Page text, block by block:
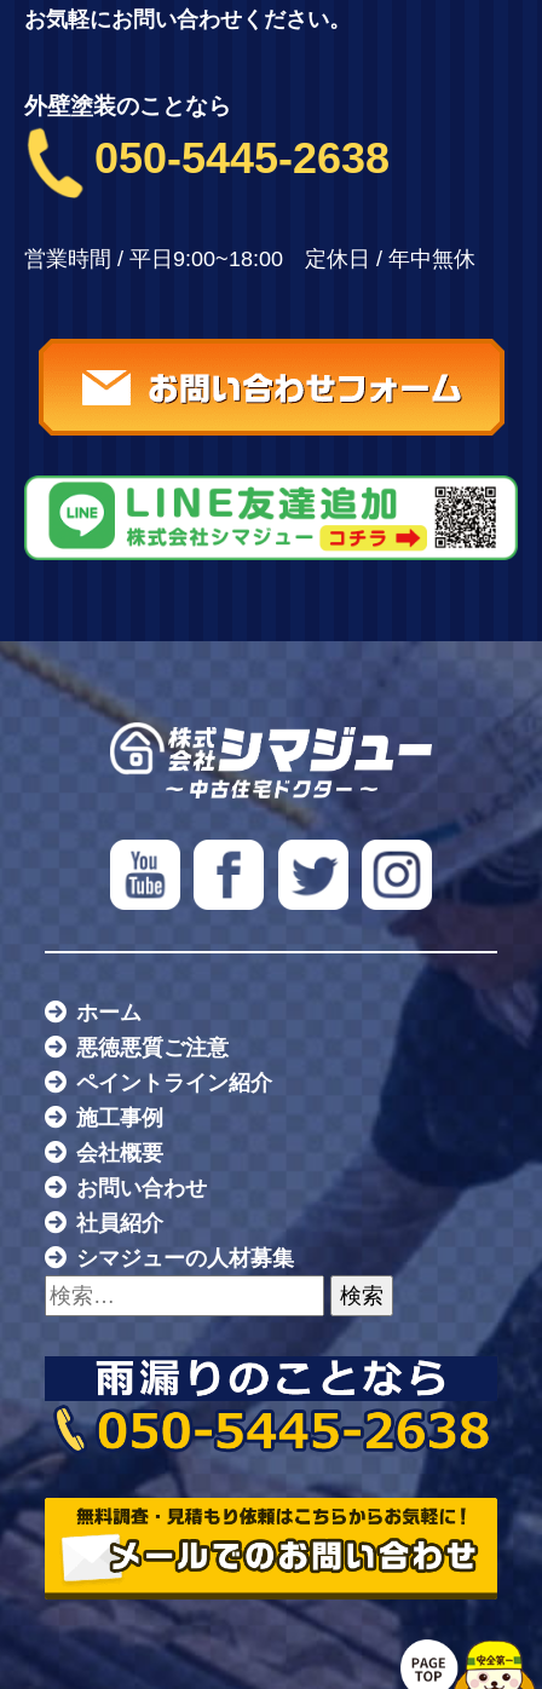
お気軽にお問い合わせください。
外壁塗装のことなら
050-5445-2638
営業時間 / 平日9:00~18:00 定休日 / 年中無休
ホーム
悪徳悪質ご注意
ペイントライン紹介
施工事例
会社概要
お問い合わせ
社員紹介
シマジューの人材募集
検索: